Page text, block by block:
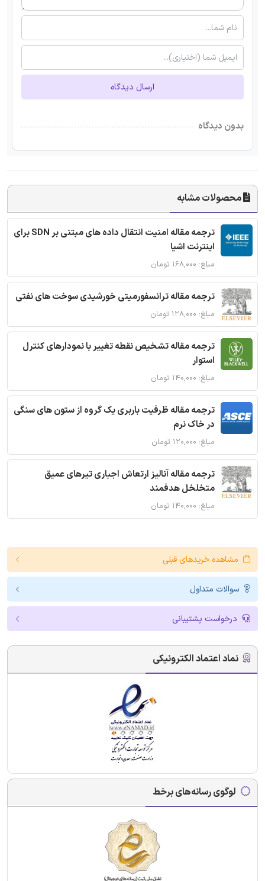
ارسال دیدگاه
بدون دیدگاه
محصولات مشابه
ترجمه مقاله امنیت انتقال داده های مبتنی بر SDN برای
اینترنت اشیا
مبلغ: ۱۶۸,۰۰۰ تومان
ترجمه مقاله ترانسفورمیتی خورشیدی سوخت های نفتی
مبلغ: ۱۲۸,۰۰۰ تومان
ترجمه مقاله تشخیص نقطه تغییر با نمودارهای کنترل
استوار
مبلغ: ۱۴۰,۰۰۰ تومان
ترجمه مقاله ظرفیت باربری یک گروه از ستون های سنگی
در خاک نرم
مبلغ: ۱۲۰,۰۰۰ تومان
ترجمه مقاله آنالیز ارتعاش اجباری تیرهای عمیق
متخلخل هدفمند
مبلغ: ۱۴۰,۰۰۰ تومان
مشاهده خریدهای قبلی
سوالات متداول
درخواست پشتیبانی
نماد اعتماد الکترونیکی
لوگوی رسانه‌های برخط